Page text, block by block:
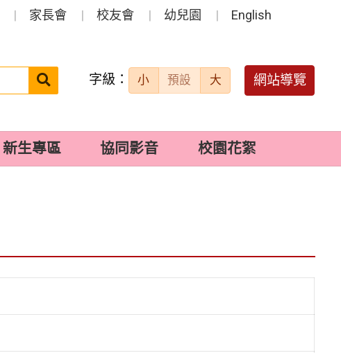
家長會 校友會 幼兒園 English
搜
送出 字級： 小 預設 大 網站導覽
新生專區 協同影音 校園花絮